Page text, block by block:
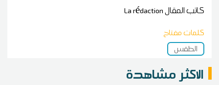
كاتب المقالLa rédaction
كلمات مفتاح
الطقس
الاكثر مشاهدة